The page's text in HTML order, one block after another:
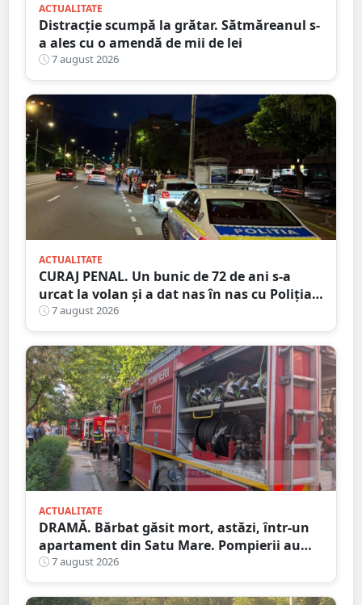
ACTUALITATE
Distracție scumpă la grătar. Sătmăreanul s-
a ales cu o amendă de mii de lei
7 august 2026
ACTUALITATE
CURAJ PENAL. Un bunic de 72 de ani s-a
urcat la volan și a dat nas în nas cu Poliția
Satu Mare
7 august 2026
ACTUALITATE
DRAMĂ. Bărbat găsit mort, astăzi, într-un
apartament din Satu Mare. Pompierii au
spart ușa
7 august 2026